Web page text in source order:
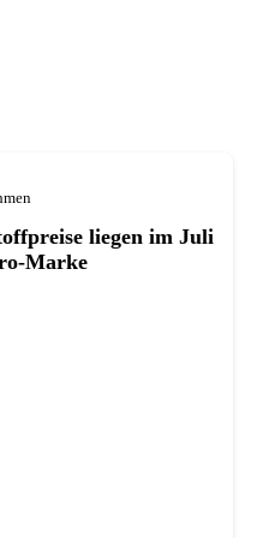
liegen im Juli
Marke